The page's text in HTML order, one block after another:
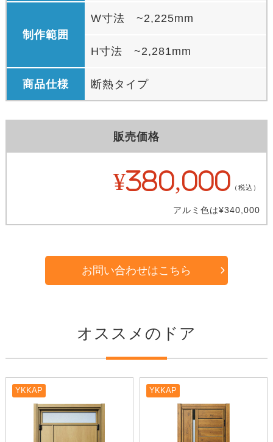
制作範囲
W寸法 ~2,225mm
H寸法 ~2,281mm
商品仕様 断熱タイプ
販売価格
¥380,000 （税込）
アルミ色は¥340,000
お問い合わせはこちら
オススメのドア
YKKAP YKKAP